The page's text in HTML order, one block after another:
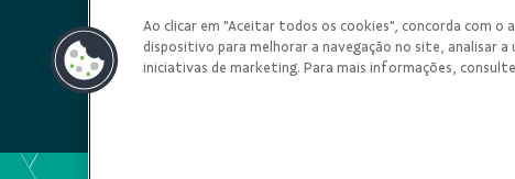
Redes Sociais
Ao clicar em "Aceitar todos os cookies", concorda com o
dispositivo para melhorar a navegação no site, analisar
iniciativas de marketing. Para mais informações,